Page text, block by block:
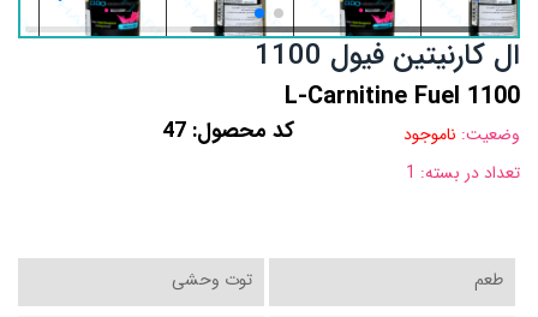
ال کارنیتین فیول 1100
L-Carnitine Fuel 1100
کد محصول: 47 وضعیت: ناموجود
تعداد در بسته: 1
طعم توت وحشی